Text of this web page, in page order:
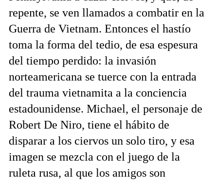
repente, se ven llamados a combatir en la
Guerra de Vietnam. Entonces el hastío
toma la forma del tedio, de esa espesura
del tiempo perdido: la invasión
norteamericana se tuerce con la entrada
del trauma vietnamita a la conciencia
estadounidense. Michael, el personaje de
Robert De Niro, tiene el hábito de
disparar a los ciervos un solo tiro, y esa
imagen se mezcla con el juego de la
ruleta rusa, al que los amigos son